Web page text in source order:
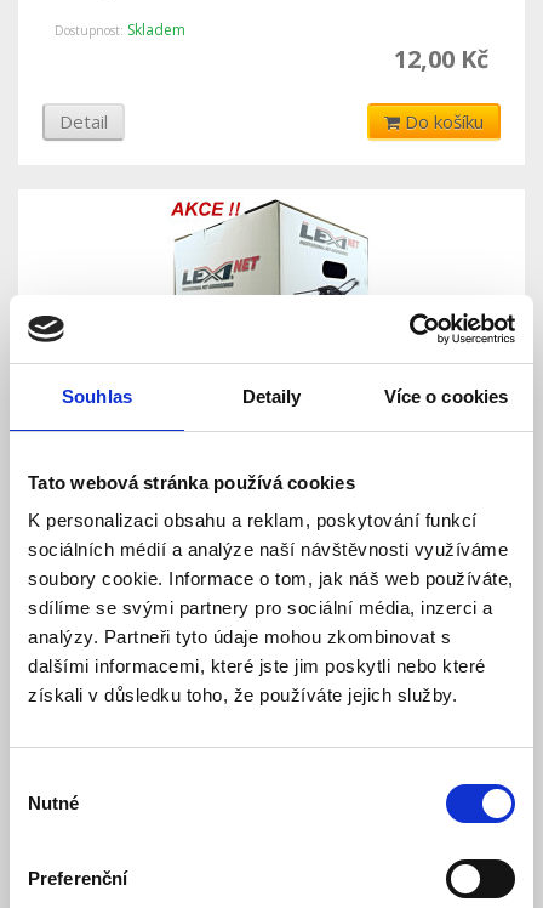
Souhlas Detaily Více o cookies
Tato webová stránka používá cookies
K personalizaci obsahu a reklam, poskytování funkcí
sociálních médií a analýze naší návštěvnosti využíváme
soubory cookie. Informace o tom, jak náš web používáte,
sdílíme se svými partnery pro sociální média, inzerci a
analýzy. Partneři tyto údaje mohou zkombinovat s
dalšími informacemi, které jste jim poskytli nebo které
získali v důsledku toho, že používáte jejich služby.
souhlasu
Nutné
Preferenční
Dostupnost: Skladem
12,00 Kč
Detail Do košíku
LSZH + 10ks kotva
Dostupnost:Skladem
12 100 Kč
Detail Do košíku